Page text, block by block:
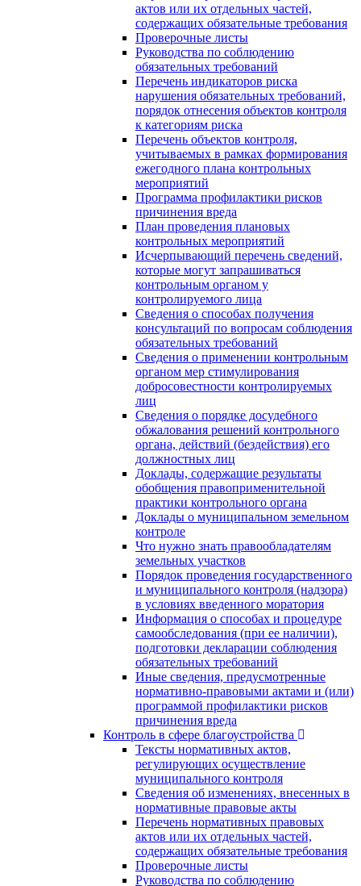
актов или их отдельных частей,
содержащих обязательные требования
Проверочные листы
Руководства по соблюдению
обязательных требований
Перечень индикаторов риска
нарушения обязательных требований,
порядок отнесения объектов контроля
к категориям риска
Перечень объектов контроля,
учитываемых в рамках формирования
ежегодного плана контрольных
мероприятий
Программа профилактики рисков
причинения вреда
План проведения плановых
контрольных мероприятий
Исчерпывающий перечень сведений,
которые могут запрашиваться
контрольным органом у
контролируемого лица
Сведения о способах получения
консультаций по вопросам соблюдения
обязательных требований
Сведения о применении контрольным
органом мер стимулирования
добросовестности контролируемых
лиц
Сведения о порядке досудебного
обжалования решений контрольного
органа, действий (бездействия) его
должностных лиц
Доклады, содержащие результаты
обобщения правоприменительной
практики контрольного органа
Доклады о муниципальном земельном
контроле
Что нужно знать правообладателям
земельных участков
Порядок проведения государственного
и муниципального контроля (надзора)
в условиях введенного моратория
Информация о способах и процедуре
самообследования (при ее наличии),
подготовки декларации соблюдения
обязательных требований
Иные сведения, предусмотренные
нормативно-правовыми актами и (или)
программой профилактики рисков
причинения вреда
Контроль в сфере благоустройства
Тексты нормативных актов,
регулирующих осуществление
муниципального контроля
Сведения об изменениях, внесенных в
нормативные правовые акты
Перечень нормативных правовых
актов или их отдельных частей,
содержащих обязательные требования
Проверочные листы
Руководства по соблюдению